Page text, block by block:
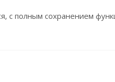
с полным сохранением